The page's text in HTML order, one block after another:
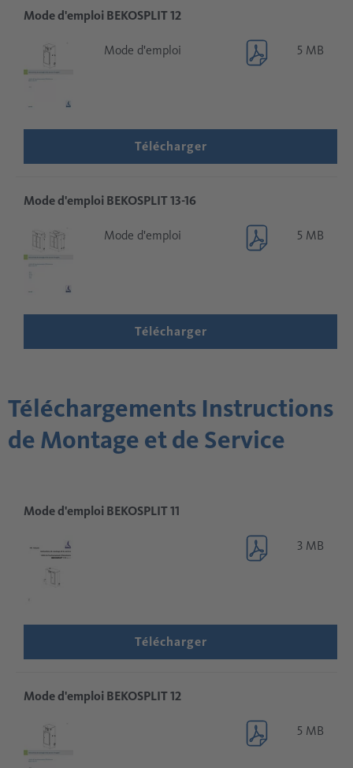
Mode d'emploi BEKOSPLIT 12
Mode d'emploi 5 MB
Télécharger
Mode d'emploi BEKOSPLIT 13-16
Mode d'emploi 5 MB
Télécharger
Téléchargements Instructions
de Montage et de Service
Mode d'emploi BEKOSPLIT 11
3 MB
Télécharger
Mode d'emploi BEKOSPLIT 12
5 MB